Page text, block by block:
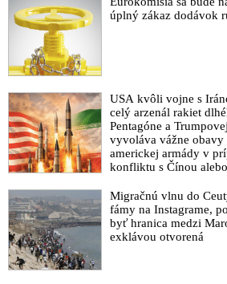
úplný zákaz dodávok
USA kvôli vojne s
celý arzenál rakiet
Pentagóne a
vyvoláva vážne obavy
americkej armády v
konfliktu s Čínou
Migračnú vlnu do
fámy na Instagrame,
byť hranica medzi
exklávou otvorená